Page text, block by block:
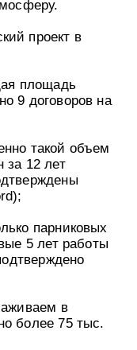
проект в
площадь
9 договоров на
такой объем
за 12 лет
парниковых
5 лет работы
в
более 75 тыс.